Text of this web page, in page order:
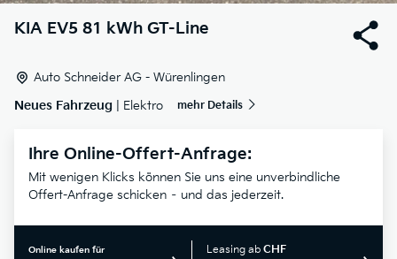
KIA EV5 81 kWh GT-Line
Auto Schneider AG - Würenlingen
Neues Fahrzeug | Elektro mehr Details
Ihre Online-Offert-Anfrage:
Mit wenigen Klicks können Sie uns eine unverbindliche
Offert-Anfrage schicken – und das jederzeit.
Online kaufen für Leasing ab CHF